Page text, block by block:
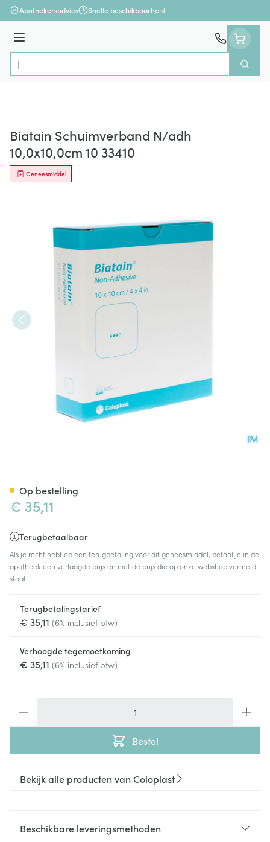
Ga naar de inhoud
Apothekersadvies Snelle beschikbaarheid
Menu
Product, merk, categorie...
Zoek
Biatain Schuimverband N/adh
10,0x10,0cm 10 33410
Geneesmiddel
€ 35,11
Terugbetaalbaar
Als je recht hebt op een terugbetaling voor dit geneesmiddel, betaal je in de
apotheek een verlaagde prijs en niet de prijs die op onze webshop vermeld
staat.
Terugbetalingstarief
€ 35,11 (6% inclusief btw)
Verhoogde tegemoetkoming
€ 35,11 (6% inclusief btw)
Bestel
Op bestelling
Bekijk alle producten van Coloplast
Beschikbare leveringsmethoden